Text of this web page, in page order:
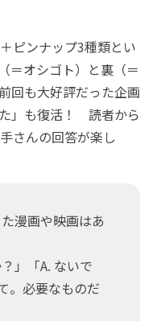
ピンナップ3種類とい
＝オシゴト）と裏（＝
回も大好評だった企画
」も復活！ 読者から
さんの回答が楽し
漫画や映画はあ
」「A. ないで
。必要なものだ